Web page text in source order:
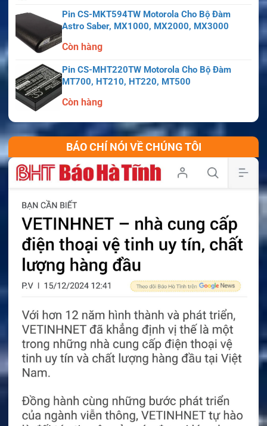
Pin CS-MKT594TW Motorola Cho Bộ Đàm
Astro Saber, MX1000, MX2000, MX3000
Còn hàng
Pin CS-MHT220TW Motorola Cho Bộ Đàm
MT700, HT210, HT220, MT500
Còn hàng
BÁO CHÍ NÓI VỀ CHÚNG TÔI